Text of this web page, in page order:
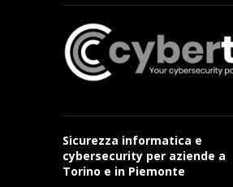
Sicurezza informatica e
cybersecurity per aziende a
Torino e in Piemonte